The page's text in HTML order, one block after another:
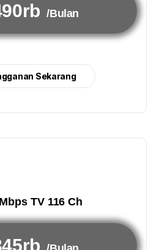
/Bulan
Sekarang
TV 116 Ch